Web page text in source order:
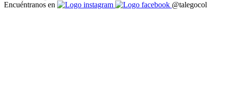
Encuéntranos en @talegocol